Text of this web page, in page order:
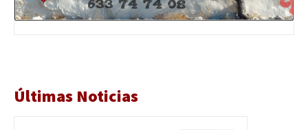
Últimas Noticias